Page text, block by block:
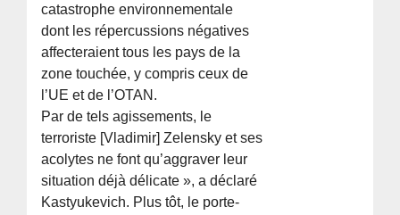
catastrophe environnementale
dont les répercussions négatives
affecteraient tous les pays de la
zone touchée, y compris ceux de
l’UE et de l’OTAN.
Par de tels agissements, le
terroriste [Vladimir] Zelensky et ses
acolytes ne font qu’aggraver leur
situation déjà délicate », a déclaré
Kastyukevich. Plus tôt, le porte-